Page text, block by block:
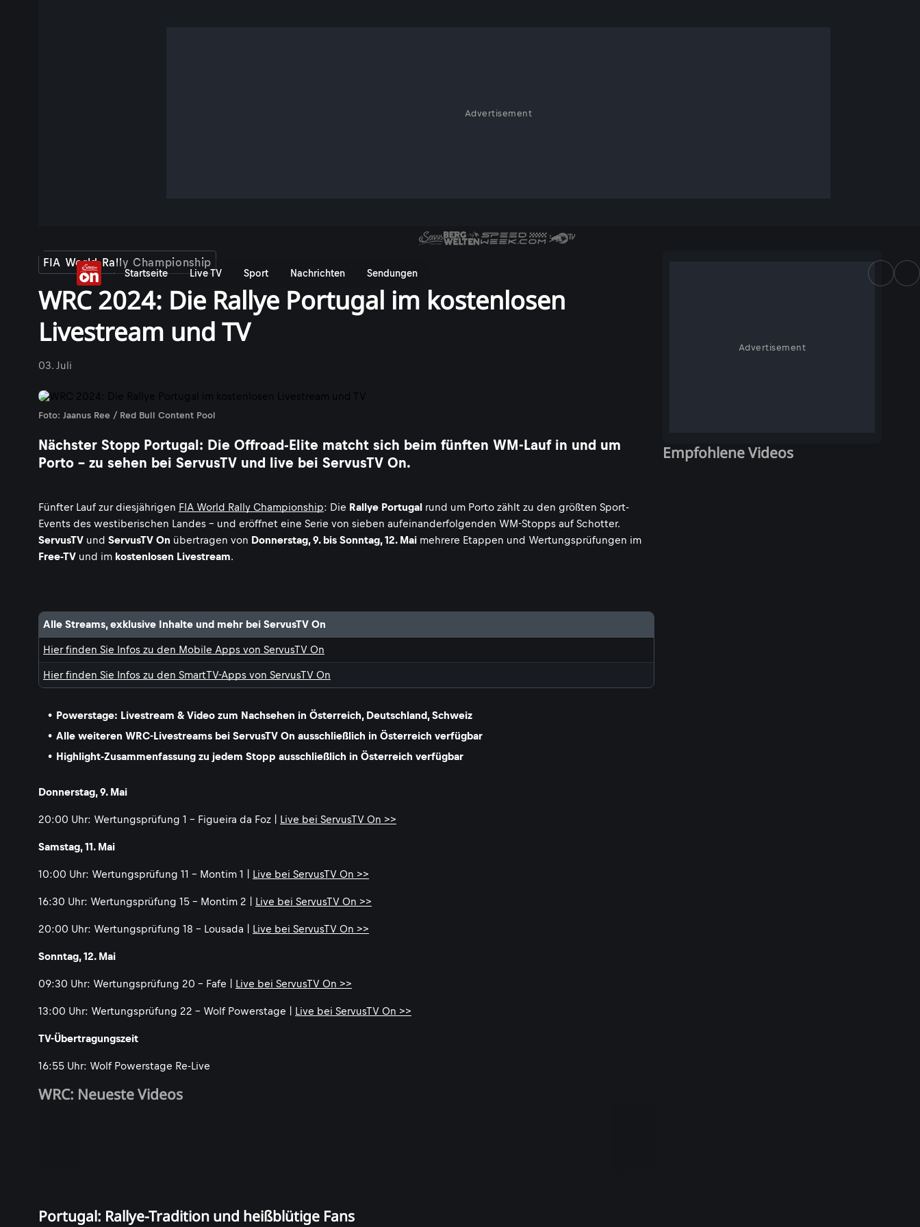
Advertisement
Startseite Live TV Sport Nachrichten Sendungen
FIA World Rally Championship
WRC 2024: Die Rallye Portugal im kostenlosen
Livestream und TV
03. Juli
Foto: Jaanus Ree / Red Bull Content Pool
Nächster Stopp Portugal: Die Offroad-Elite matcht sich beim fünften WM-Lauf in und um
Porto - zu sehen bei ServusTV und live bei ServusTV On.
Fünfter Lauf zur diesjährigen FIA World Rally Championship: Die Rallye Portugal rund um Porto zählt zu den größten Sport-
Events des westiberischen Landes - und eröffnet eine Serie von sieben aufeinanderfolgenden WM-Stopps auf Schotter.
ServusTV und ServusTV On übertragen von Donnerstag, 9. bis Sonntag, 12. Mai mehrere Etappen und Wertungsprüfungen im
Free-TV und im kostenlosen Livestream.
Alle Streams, exklusive Inhalte und mehr bei ServusTV On
Hier finden Sie Infos zu den Mobile Apps von ServusTV On
Hier finden Sie Infos zu den SmartTV-Apps von ServusTV On
Powerstage: Livestream & Video zum Nachsehen in Österreich, Deutschland, Schweiz
Alle weiteren WRC-Livestreams bei ServusTV On ausschließlich in Österreich verfügbar
Highlight-Zusammenfassung zu jedem Stopp ausschließlich in Österreich verfügbar
Donnerstag, 9. Mai
20:00 Uhr: Wertungsprüfung 1 - Figueira da Foz | Live bei ServusTV On >>
Samstag, 11. Mai
10:00 Uhr: Wertungsprüfung 11 - Montim 1 | Live bei ServusTV On >>
16:30 Uhr: Wertungsprüfung 15 - Montim 2 | Live bei ServusTV On >>
20:00 Uhr: Wertungsprüfung 18 - Lousada | Live bei ServusTV On >>
Sonntag, 12. Mai
09:30 Uhr: Wertungsprüfung 20 - Fafe | Live bei ServusTV On >>
13:00 Uhr: Wertungsprüfung 22 - Wolf Powerstage | Live bei ServusTV On >>
TV-Übertragungszeit
16:55 Uhr: Wolf Powerstage Re-Live
WRC: Neueste Videos
Portugal: Rallye-Tradition und heißblütige Fans
Advertisement
Empfohlene Videos